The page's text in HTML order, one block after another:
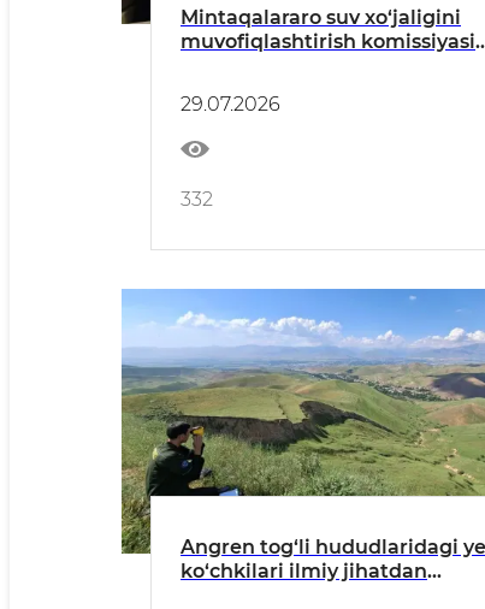
Mintaqalararo suv xo‘jaligini
muvofiqlashtirish komissiyasi
masalalari muhokama qilindi
29.07.2026
332
Angren tog‘li hududlaridagi
ko‘chkilari ilmiy jihatdan